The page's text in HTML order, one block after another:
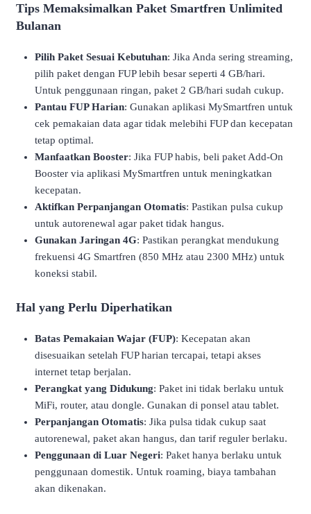
Tips Memaksimalkan Paket Smartfren Unlimited
Bulanan
Pilih Paket Sesuai Kebutuhan: Jika Anda sering streaming,
pilih paket dengan FUP lebih besar seperti 4 GB/hari.
Untuk penggunaan ringan, paket 2 GB/hari sudah cukup.
Pantau FUP Harian: Gunakan aplikasi MySmartfren untuk
cek pemakaian data agar tidak melebihi FUP dan kecepatan
tetap optimal.
Manfaatkan Booster: Jika FUP habis, beli paket Add-On
Booster via aplikasi MySmartfren untuk meningkatkan
kecepatan.
Aktifkan Perpanjangan Otomatis: Pastikan pulsa cukup
untuk autorenewal agar paket tidak hangus.
Gunakan Jaringan 4G: Pastikan perangkat mendukung
frekuensi 4G Smartfren (850 MHz atau 2300 MHz) untuk
koneksi stabil.
Hal yang Perlu Diperhatikan
Batas Pemakaian Wajar (FUP): Kecepatan akan
disesuaikan setelah FUP harian tercapai, tetapi akses
internet tetap berjalan.
Perangkat yang Didukung: Paket ini tidak berlaku untuk
MiFi, router, atau dongle. Gunakan di ponsel atau tablet.
Perpanjangan Otomatis: Jika pulsa tidak cukup saat
autorenewal, paket akan hangus, dan tarif reguler berlaku.
Penggunaan di Luar Negeri: Paket hanya berlaku untuk
penggunaan domestik. Untuk roaming, biaya tambahan
akan dikenakan.